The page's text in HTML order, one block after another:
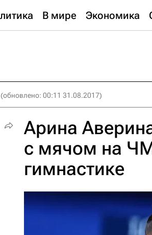
В мире Экономика
(обновлено: 00:11 31.08.2017)
Арина
с мячом на
гимнастике